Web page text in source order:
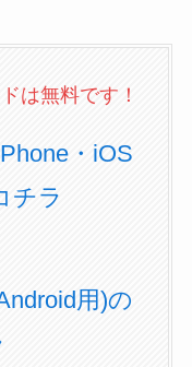
は無料です！
・iOS
チラ
用)の